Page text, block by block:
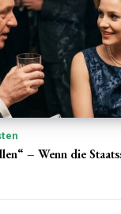
– Wenn die